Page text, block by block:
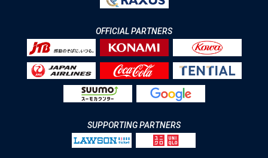
OFFICIAL PARTNERS
SUPPORTING PARTNERS